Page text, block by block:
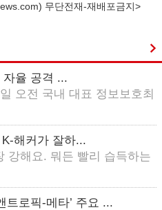
) 무단전재-재배포금지>
자율 공격 ...
오전 국내 대표 정보보호최
해커가 잘하...
강해요. 뭐든 빨리 습득하는
트로픽-메타’ 주요 ...